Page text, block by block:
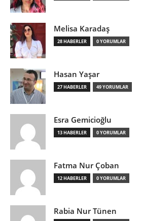
Melisa Karadaş
28 HABERLER 0 YORUMLAR
Hasan Yaşar
27 HABERLER 49 YORUMLAR
Esra Gemicioğlu
13 HABERLER 0 YORUMLAR
Fatma Nur Çoban
12 HABERLER 0 YORUMLAR
Rabia Nur Tünen